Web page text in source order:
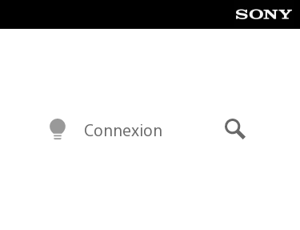
Connexion